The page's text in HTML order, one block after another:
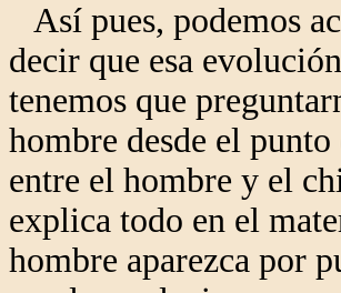
Así pues, podemos
decir que esa
tenemos que
hombre desde el
entre el hombre y el
explica todo en el
hombre aparezca por